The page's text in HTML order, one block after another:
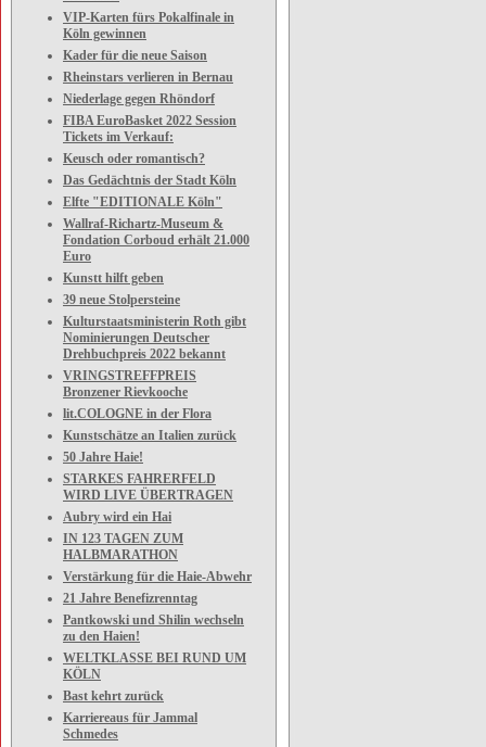
VIP-Karten fürs Pokalfinale in
Köln gewinnen
Kader für die neue Saison
Rheinstars verlieren in Bernau
Niederlage gegen Rhöndorf
FIBA EuroBasket 2022 Session
Tickets im Verkauf:
Keusch oder romantisch?
Das Gedächtnis der Stadt Köln
Elfte "EDITIONALE Köln"
Wallraf-Richartz-Museum &
Fondation Corboud erhält 21.000
Euro
Kunstt hilft geben
39 neue Stolpersteine
Kulturstaatsministerin Roth gibt
Nominierungen Deutscher
Drehbuchpreis 2022 bekannt
VRINGSTREFFPREIS
Bronzener Rievkooche
lit.COLOGNE in der Flora
Kunstschätze an Italien zurück
50 Jahre Haie!
STARKES FAHRERFELD
WIRD LIVE ÜBERTRAGEN
Aubry wird ein Hai
IN 123 TAGEN ZUM
HALBMARATHON
Verstärkung für die Haie-Abwehr
21 Jahre Benefizrenntag
Pantkowski und Shilin wechseln
zu den Haien!
WELTKLASSE BEI RUND UM
KÖLN
Bast kehrt zurück
Karriereaus für Jammal
Schmedes